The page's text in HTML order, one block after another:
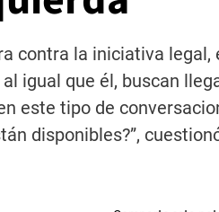
contra la iniciativa legal,
igual que él, buscan
este tipo de
disponibles?”,